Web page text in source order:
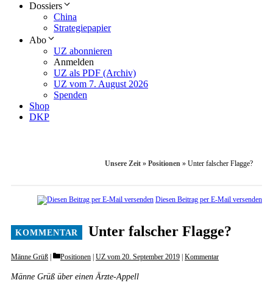
Dossiers
China
Strategiepapier
Abo
UZ abonnieren
Anmelden
UZ als PDF (Archiv)
UZ vom 7. August 2026
Spenden
Shop
DKP
Unsere Zeit » Positionen » Unter falscher Flagge?
Diesen Beitrag per E-Mail versenden
Unter falscher Flagge?
Männe Grüß Categories
Positionen UZ vom 20. September 2019 Kommentar
Männe Grüß über einen Ärzte-Appell